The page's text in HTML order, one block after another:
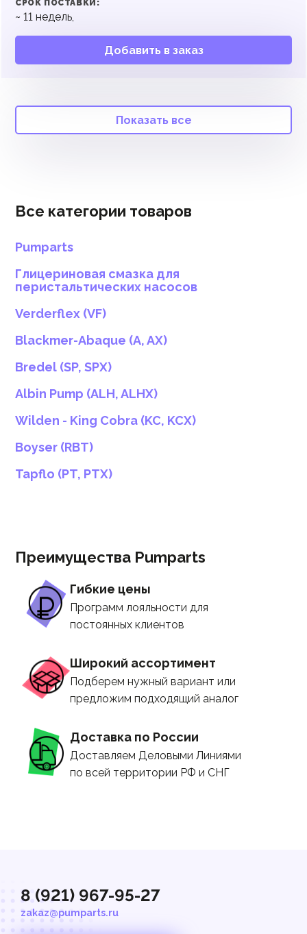
СРОК ПОСТАВКИ:
~ 11 недель,
Добавить в заказ
Показать все
Все категории товаров
Pumparts
Глицериновая смазка для
перистальтических насосов
Verderflex (VF)
Blackmer-Abaque (A, AX)
Bredel (SP, SPX)
Albin Pump (ALH, ALHX)
Wilden - King Cobra (KC, KCX)
Boyser (RBT)
Tapflo (PT, PTX)
Преимущества Pumparts
Гибкие цены
Программ лояльности для
постоянных клиентов
Широкий ассортимент
Подберем нужный вариант или
предложим подходящий аналог
Доставка по России
Доставляем Деловыми Линиями
по всей территории РФ и СНГ
8 (921) 967-95-27
zakaz@pumparts.ru